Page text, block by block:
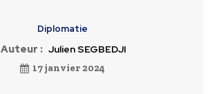
Diplomatie
Auteur : Julien SEGBEDJI
17 janvier 2024